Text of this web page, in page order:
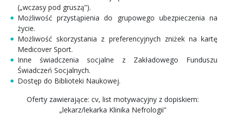
(„wczasy pod gruszą”).
Możliwość przystąpienia do grupowego ubezpieczenia na
życie.
Możliwość skorzystania z preferencyjnych zniżek na kartę
Medicover Sport.
Inne świadczenia socjalne z Zakładowego Funduszu
Świadczeń Socjalnych.
Dostęp do Biblioteki Naukowej.
Oferty zawierające: cv, list motywacyjny z dopiskiem:
„lekarz/lekarka Klinika Nefrologii”